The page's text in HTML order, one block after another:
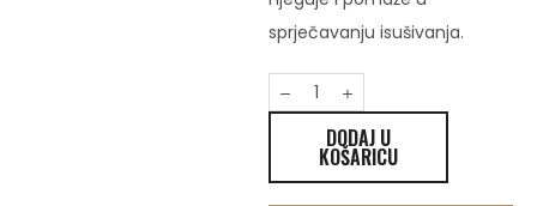
sprječavanju isušivanja.
DODAJ U
KOŠARICU